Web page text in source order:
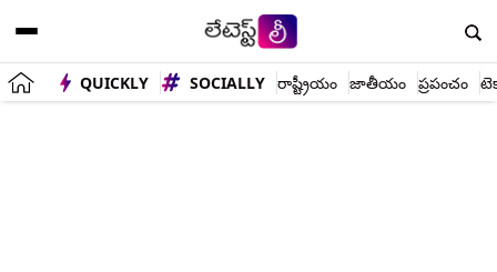
QUICKLY SOCIALLY రాష్ట్రీయం జాతీయం ప్రపంచం